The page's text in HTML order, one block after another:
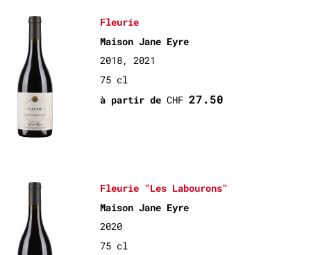
Fleurie
Maison Jane Eyre
2018, 2021
75 cl
à partir de CHF27.50
Fleurie "Les Labourons"
Maison Jane Eyre
2020
75 cl